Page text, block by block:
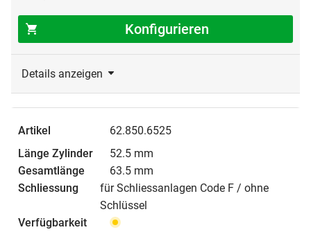
Konfigurieren
Details anzeigen
62.850.6525
52.5 mm
63.5 mm
für Schliessanlagen Code F / ohne
Schlüssel